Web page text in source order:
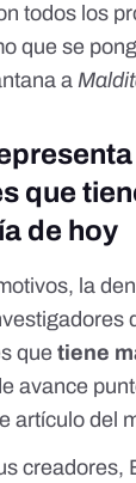
todos los
que se
a
que
de hoy
la
que tiene
avance
artículo del
creadores,